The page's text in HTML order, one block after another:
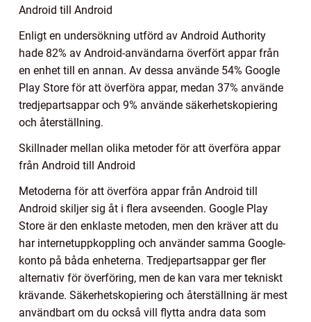
Android till Android
Enligt en undersökning utförd av Android Authority
hade 82% av Android-användarna överfört appar från
en enhet till en annan. Av dessa använde 54% Google
Play Store för att överföra appar, medan 37% använde
tredjepartsappar och 9% använde säkerhetskopiering
och återställning.
Skillnader mellan olika metoder för att överföra appar
från Android till Android
Metoderna för att överföra appar från Android till
Android skiljer sig åt i flera avseenden. Google Play
Store är den enklaste metoden, men den kräver att du
har internetuppkoppling och använder samma Google-
konto på båda enheterna. Tredjepartsappar ger fler
alternativ för överföring, men de kan vara mer tekniskt
krävande. Säkerhetskopiering och återställning är mest
användbart om du också vill flytta andra data som